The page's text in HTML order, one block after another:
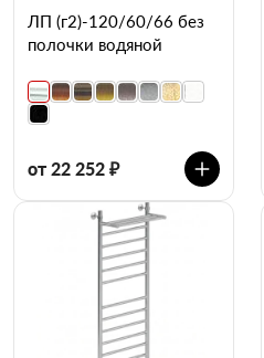
ЛП (г2)-120/60/66 без
полочки водяной
от 22 252 ₽